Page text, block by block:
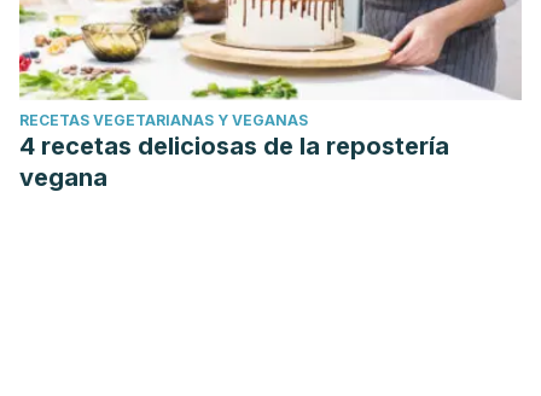
RECETAS VEGETARIANAS Y VEGANAS
4 recetas deliciosas de la repostería
vegana